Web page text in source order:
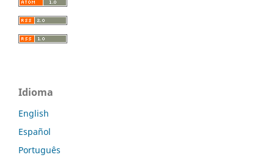
Idioma
English
Español
Português